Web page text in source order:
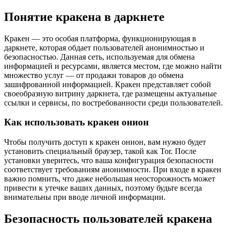
Понятие кракена в даркнете
Кракен — это особая платформа, функционирующая в
даркнете, которая обдает пользователей анонимностью и
безопасностью. Данная сеть, используемая для обмена
информацией и ресурсами, является местом, где можно найти
множество услуг — от продажи товаров до обмена
зашифрованной информацией. Кракен представляет собой
своеобразную витрину даркнета, где размещены актуальные
ссылки и сервисы, по востребованности среди пользователей.
Как использовать кракен онион
Чтобы получить доступ к кракен онион, вам нужно будет
установить специальный браузер, такой как Tor. После
установки уверитесь, что ваша конфигурация безопасности
соответствует требованиям анонимности. При входе в кракен
важно помнить, что даже небольшая неосторожность может
привести к утечке ваших данных, поэтому будьте всегда
внимательны при вводе личной информации.
Безопасность пользователей кракена